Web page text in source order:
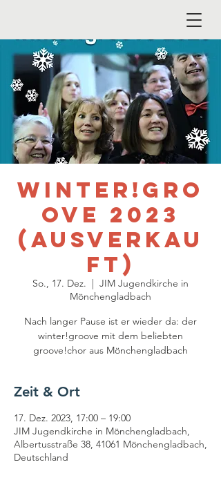
winter!gro
ove 2023
(ausverkau
ft)
So., 17. Dez.
  |
JIM Jugendkirche in
Mönchengladbach
Nach langer Pause ist er wieder da: der
winter!groove mit dem beliebten
groove!chor aus Mönchengladbach
Zeit & Ort
17. Dez. 2023, 17:00 – 19:00
JIM Jugendkirche in Mönchengladbach,
Albertusstraße 38, 41061 Mönchengladbach,
Deutschland